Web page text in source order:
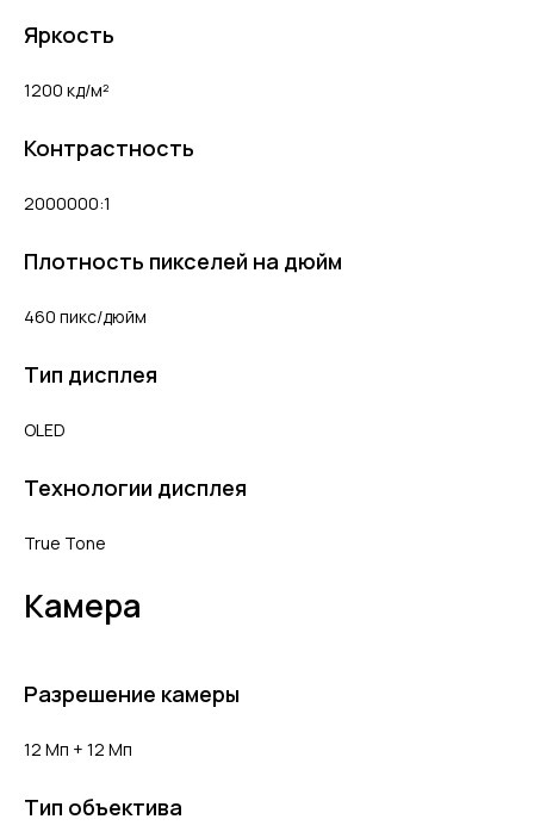
Яркость
1200 кд/м²
Контрастность
2000000:1
Плотность пикселей на дюйм
460 пикс/дюйм
Тип дисплея
OLED
Технологии дисплея
True Tone
Камера
Разрешение камеры
12 Мп + 12 Мп
Тип объектива